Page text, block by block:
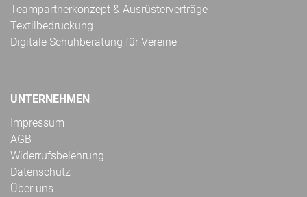
Teampartnerkonzept & Ausrüsterverträge
Textilbedruckung
Digitale Schuhberatung für Vereine
UNTERNEHMEN
Impressum
AGB
Widerrufsbelehrung
Datenschutz
Über uns